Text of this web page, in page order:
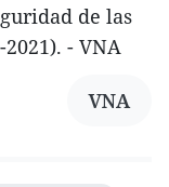
de las
- VNA
VNA